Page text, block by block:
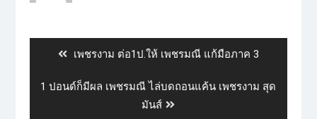
เพชรงาม ต่อ1ป.ให้ เพชรมณี แก้มือภาค 3
1 ปอนด์ก็มีผล เพชรมณี ไล่บดถอนแค้น เพชรงาม สุด
มันส์